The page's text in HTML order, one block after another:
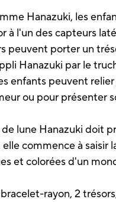
Hanazuki, les
à l'un des capteurs
peuvent porter un
Hanazuki par le
enfants peuvent
ou pour présenter
de lune Hanazuki doit
commence à saisir
et colorées d'un
rayon, 2